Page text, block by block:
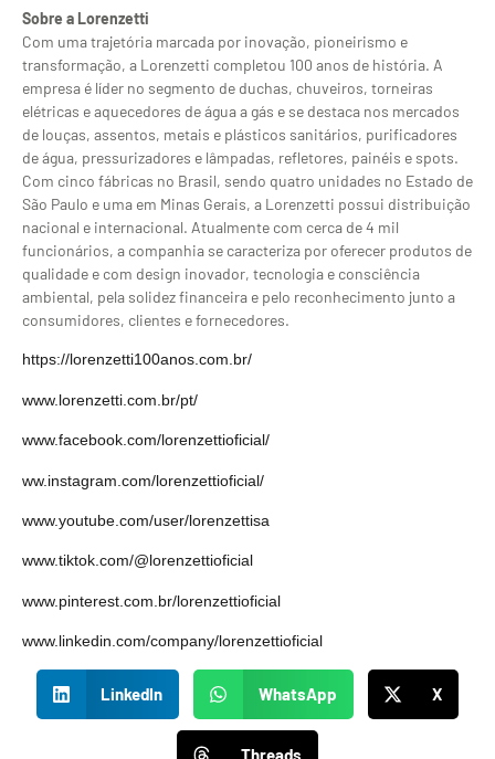
Sobre a Lorenzetti
Com uma trajetória marcada por inovação, pioneirismo e
transformação, a Lorenzetti completou 100 anos de história. A
empresa é líder no segmento de duchas, chuveiros, torneiras
elétricas e aquecedores de água a gás e se destaca nos mercados
de louças, assentos, metais e plásticos sanitários, purificadores
de água, pressurizadores e lâmpadas, refletores, painéis e spots.
Com cinco fábricas no Brasil, sendo quatro unidades no Estado de
São Paulo e uma em Minas Gerais, a Lorenzetti possui distribuição
nacional e internacional. Atualmente com cerca de 4 mil
funcionários, a companhia se caracteriza por oferecer produtos de
qualidade e com design inovador, tecnologia e consciência
ambiental, pela solidez financeira e pelo reconhecimento junto a
consumidores, clientes e fornecedores.
https://lorenzetti100anos.com.br/
www.lorenzetti.com.br/pt/
www.facebook.com/lorenzettioficial/
ww.instagram.com/lorenzettioficial/
www.youtube.com/user/lorenzettisa
www.tiktok.com/@lorenzettioficial
www.pinterest.com.br/lorenzettioficial
www.linkedin.com/company/lorenzettioficial
LinkedIn WhatsApp X
Threads